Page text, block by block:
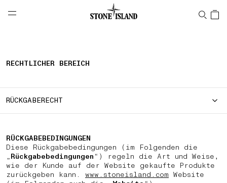
NAVIGATION.ARIA.GOTOMAINCONTENT
LABEL.SHOPPINGCOUNTRY DEUTSCHLAND
RECHTLICHER BEREICH
RÜCKGABERECHT
RÜCKGABEBEDINGUNGEN
Diese Rückgabebedingungen (im Folgenden die
„Rückgabebedingungen “) regeln die Art und Weise,
wie der Kunde auf der Website gekaufte Produkte
zurückgeben kann. www.stoneisland.com Website